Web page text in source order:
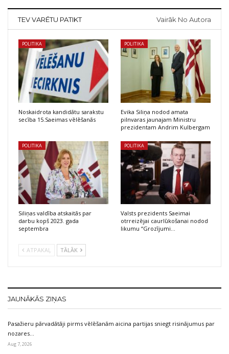
TEV VARĒTU PATIKT Vairāk No Autora
POLITIKA
Noskaidrota kandidātu sarakstu
secība 15.Saeimas vēlēšanās
POLITIKA
Evika Siliņa nodod amata
pilnvaras jaunajam Ministru
prezidentam Andrim Kulbergam
POLITIKA
Siliņas valdība atskaitās par
darbu kopš 2023. gada
septembra
POLITIKA
Valsts prezidents Saeimai
otrreizējai caurlūkošanai nodod
likumu “Grozījumi…
ATPAKAĻ TĀLĀK
JAUNĀKĀS ZIŅAS
Pasažieru pārvadātāji pirms vēlēšanām aicina partijas sniegt risinājumus par
nozares…
Aug 7, 2026